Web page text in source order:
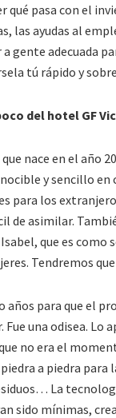
qué pasa con el
las ayudas al
gente adecuada
tú rápido y
del hotel GF
nace en el año
y sencillo en
para los
de asimilar.
que es
Tendremos
años para que el
Fue una odisea.
no era el
a piedra para
La
sido mínimas,